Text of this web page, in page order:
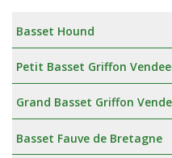
Basset Hound
Petit Basset Griffon
Grand Basset Griffon
Basset Fauve de Bretagne